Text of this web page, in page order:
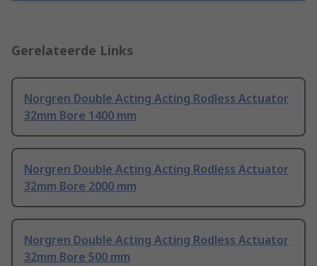
Gerelateerde Links
Norgren Double Acting Acting Rodless Actuator
32mm Bore 1400 mm
Norgren Double Acting Acting Rodless Actuator
32mm Bore 2000 mm
Norgren Double Acting Acting Rodless Actuator
32mm Bore 500 mm